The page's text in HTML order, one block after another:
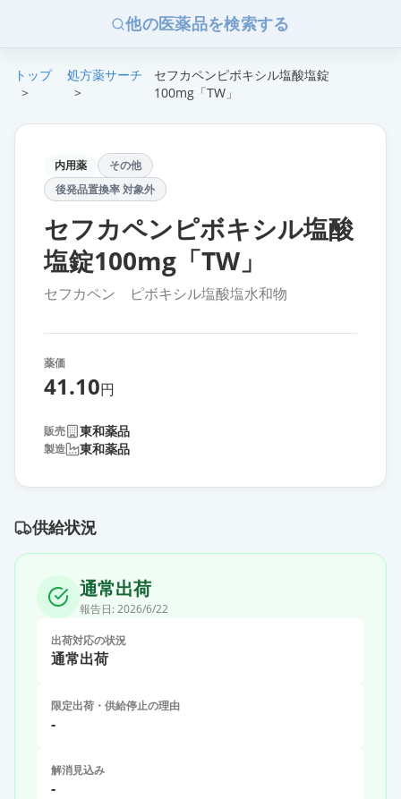
他の医薬品を検索する
トップ
>
処方薬サーチ
>
セフカペンピボキシル塩酸塩錠
100mg「TW」
内用薬
その他
後発品置換率 対象外
セフカペンピボキシル塩酸
塩錠100mg「TW」
セフカペン ピボキシル塩酸塩水和物
薬価
41.10円
販売 東和薬品
製造 東和薬品
供給状況
通常出荷
報告日: 2026/6/22
出荷対応の状況
通常出荷
限定出荷・供給停止の理由
-
解消見込み
-